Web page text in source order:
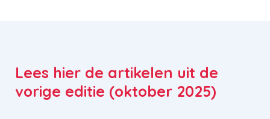
Lees hier de artikelen uit de
vorige editie (oktober 2025)